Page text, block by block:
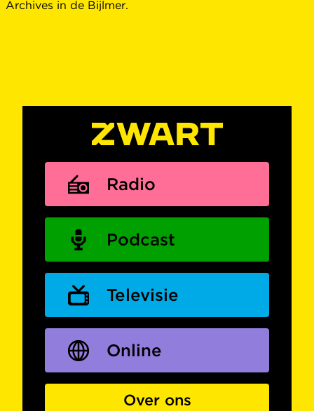
Archives in de Bijlmer.
Radio
Podcast
Televisie
Online
Over ons